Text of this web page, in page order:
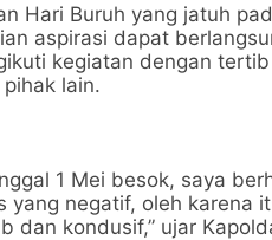
Hari Buruh yang jatuh
aspirasi dapat
kegiatan dengan
lain.
1 Mei besok, saya
yang negatif, oleh karena
dan kondusif,” ujar